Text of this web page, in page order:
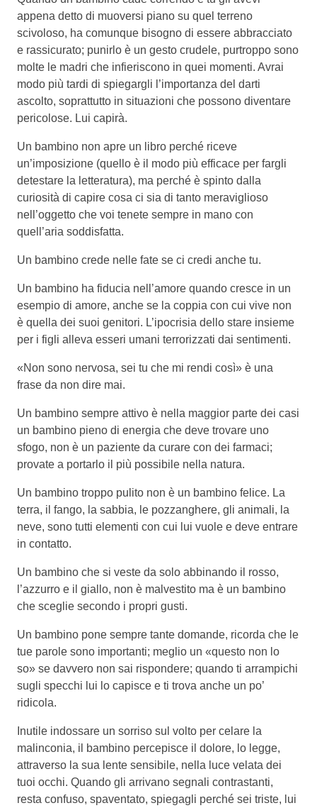
appena detto di muoversi piano su quel terreno
scivoloso, ha comunque bisogno di essere abbracciato
e rassicurato; punirlo è un gesto crudele, purtroppo sono
molte le madri che infieriscono in quei momenti. Avrai
modo più tardi di spiegargli l’importanza del darti
ascolto, soprattutto in situazioni che possono diventare
pericolose. Lui capirà.
Un bambino non apre un libro perché riceve
un’imposizione (quello è il modo più efficace per fargli
detestare la letteratura), ma perché è spinto dalla
curiosità di capire cosa ci sia di tanto meraviglioso
nell’oggetto che voi tenete sempre in mano con
quell’aria soddisfatta.
Un bambino crede nelle fate se ci credi anche tu.
Un bambino ha fiducia nell’amore quando cresce in un
esempio di amore, anche se la coppia con cui vive non
è quella dei suoi genitori. L’ipocrisia dello stare insieme
per i figli alleva esseri umani terrorizzati dai sentimenti.
«Non sono nervosa, sei tu che mi rendi così» è una
frase da non dire mai.
Un bambino sempre attivo è nella maggior parte dei casi
un bambino pieno di energia che deve trovare uno
sfogo, non è un paziente da curare con dei farmaci;
provate a portarlo il più possibile nella natura.
Un bambino troppo pulito non è un bambino felice. La
terra, il fango, la sabbia, le pozzanghere, gli animali, la
neve, sono tutti elementi con cui lui vuole e deve entrare
in contatto.
Un bambino che si veste da solo abbinando il rosso,
l’azzurro e il giallo, non è malvestito ma è un bambino
che sceglie secondo i propri gusti.
Un bambino pone sempre tante domande, ricorda che le
tue parole sono importanti; meglio un «questo non lo
so» se davvero non sai rispondere; quando ti arrampichi
sugli specchi lui lo capisce e ti trova anche un po’
ridicola.
Inutile indossare un sorriso sul volto per celare la
malinconia, il bambino percepisce il dolore, lo legge,
attraverso la sua lente sensibile, nella luce velata dei
tuoi occhi. Quando gli arrivano segnali contrastanti,
resta confuso, spaventato, spiegagli perché sei triste, lui